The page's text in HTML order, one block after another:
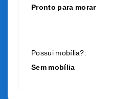
Pronto para morar
Possui mobília?:
Sem mobília